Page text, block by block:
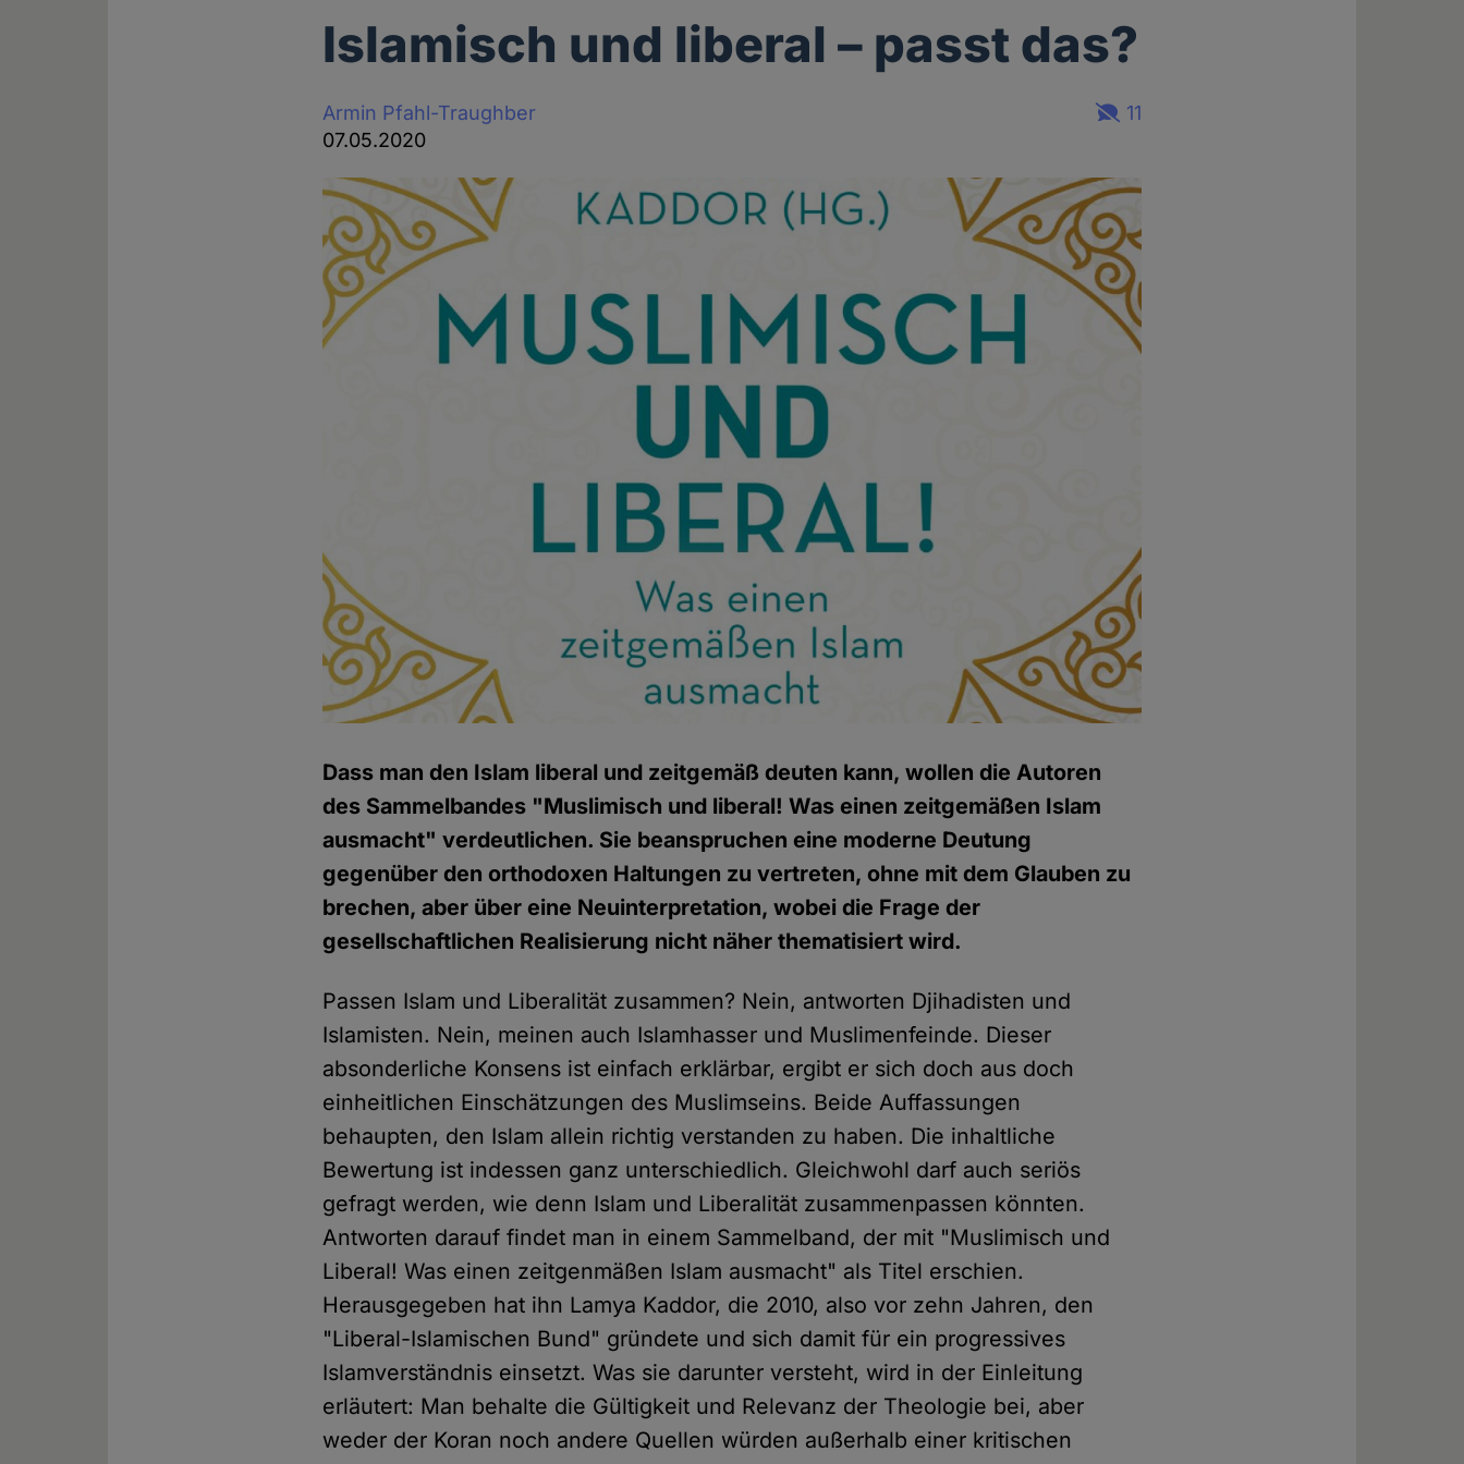
Islamisch und liberal – passt das?
Armin Pfahl-Traughber
07.05.2020
11
Dass man den Islam liberal und zeitgemäß deuten kann, wollen die Autoren
des Sammelbandes "Muslimisch und liberal! Was einen zeitgemäßen Islam
ausmacht" verdeutlichen. Sie beanspruchen eine moderne Deutung
gegenüber den orthodoxen Haltungen zu vertreten, ohne mit dem Glauben zu
brechen, aber über eine Neuinterpretation, wobei die Frage der
gesellschaftlichen Realisierung nicht näher thematisiert wird.
Passen Islam und Liberalität zusammen? Nein, antworten Djihadisten und
Islamisten. Nein, meinen auch Islamhasser und Muslimenfeinde. Dieser
absonderliche Konsens ist einfach erklärbar, ergibt er sich doch aus doch
einheitlichen Einschätzungen des Muslimseins. Beide Auffassungen
behaupten, den Islam allein richtig verstanden zu haben. Die inhaltliche
Bewertung ist indessen ganz unterschiedlich. Gleichwohl darf auch seriös
gefragt werden, wie denn Islam und Liberalität zusammenpassen könnten.
Antworten darauf findet man in einem Sammelband, der mit "Muslimisch und
Liberal! Was einen zeitgenmäßen Islam ausmacht" als Titel erschien.
Herausgegeben hat ihn Lamya Kaddor, die 2010, also vor zehn Jahren, den
"Liberal-Islamischen Bund" gründete und sich damit für ein progressives
Islamverständnis einsetzt. Was sie darunter versteht, wird in der Einleitung
erläutert: Man behalte die Gültigkeit und Relevanz der Theologie bei, aber
weder der Koran noch andere Quellen würden außerhalb einer kritischen